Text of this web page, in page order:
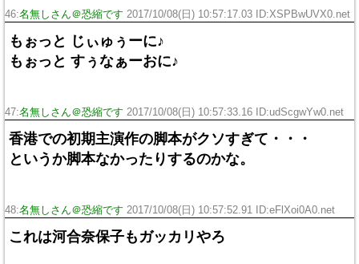
46:名無しさん＠恐縮です 2017/10/08(日) 10:57:17.03 ID:XSPBwUVX0.net
もぉっと じぃゅぅーに♪
もぉっと すぅなぁーおに♪
47:名無しさん＠恐縮です 2017/10/08(日) 10:57:33.16 ID:udScgwYw0.net
香港での初期主演作の脚本がクソすぎて・・・
というか脚本なかったりするのかな。
48:名無しさん＠恐縮です 2017/10/08(日) 10:57:52.91 ID:eFlXoi0A0.net
これは河合奈保子もガッカリやろ